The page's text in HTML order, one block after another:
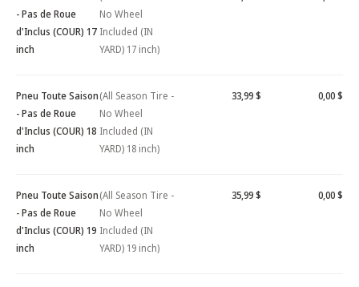
- Pas de Roue
d'Inclus (COUR) 17
inch
No Wheel
Included (IN
YARD) 17 inch)
Pneu Toute Saison
- Pas de Roue
d'Inclus (COUR) 18
inch
(All Season Tire -
No Wheel
Included (IN
YARD) 18 inch)
33,99 $ 0,00 $
Pneu Toute Saison
- Pas de Roue
d'Inclus (COUR) 19
inch
(All Season Tire -
No Wheel
Included (IN
YARD) 19 inch)
35,99 $ 0,00 $